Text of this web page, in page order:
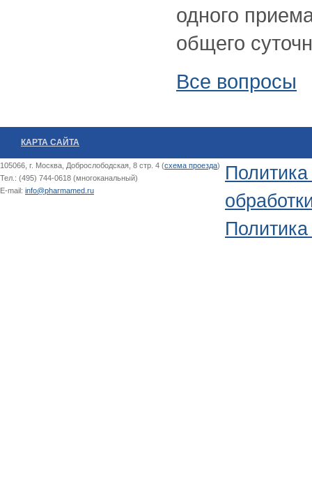
одного
общего
Все вопросы
КАРТА САЙТА
105066, г. Москва, Доброслободская, 8 стр. 4 (схема проезда)
Тел.: (495) 744-0618 (многоканальный)
E-mail: info@pharmamed.ru